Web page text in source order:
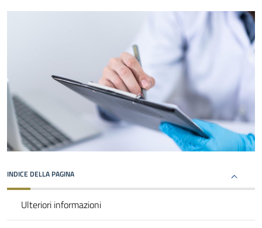
INDICE DELLA PAGINA
Ulteriori informazioni